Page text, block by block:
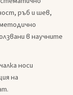
ръб и шев,
в научните
носи
на